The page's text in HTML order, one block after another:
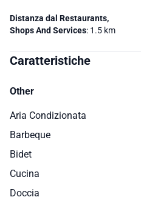
Distanza dal Restaurants,
Shops And Services: 1.5 km
Caratteristiche
Other
Aria Condizionata
Barbeque
Bidet
Cucina
Doccia